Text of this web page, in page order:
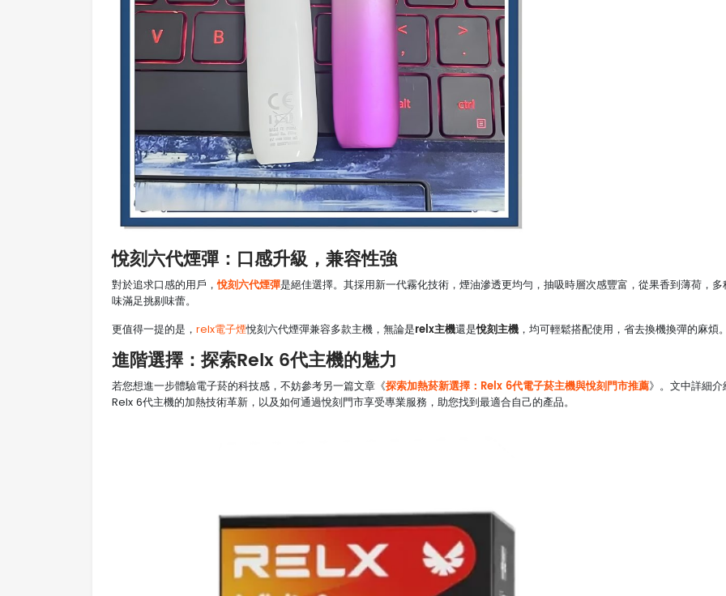
悅刻六代煙彈：口感升級，兼容性強
對於追求口感的用戶，悅刻六代煙彈是絕佳選擇。其採用新一代霧化技術，煙油滲透更均勻，抽吸時層次感豐富，從果香到薄荷，多
味滿足挑剔味蕾。
更值得一提的是， relx電子煙悅刻六代煙彈兼容多款主機，無論是relx主機還是悅刻主機 ，均可輕鬆搭配使用，省去換機換彈的麻煩
進階選擇：探索Relx 6代主機的魅力
若您想進一步體驗電子菸的科技感，不妨參考另一篇文章《探索加熱菸新選擇：Relx 6代電子菸主機與悅刻門市推薦》。文中詳細介
Relx 6代主機的加熱技術革新，以及如何通過悅刻門市享受專業服務，助您找到最適合自己的產品。